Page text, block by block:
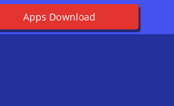
Apps Download